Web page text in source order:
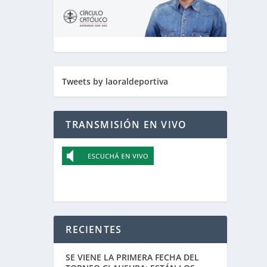
Tweets by laoraldeportiva
TRANSMISIÓN EN VIVO
RECIENTES
SE VIENE LA PRIMERA FECHA DEL